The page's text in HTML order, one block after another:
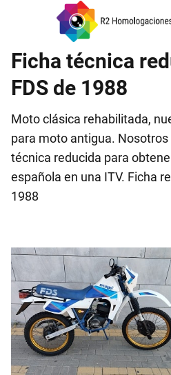
Ficha técnica
FDS de 1988
Moto clásica rehabilitada,
para moto antigua.
técnica reducida para
española en una ITV. Ficha
1988